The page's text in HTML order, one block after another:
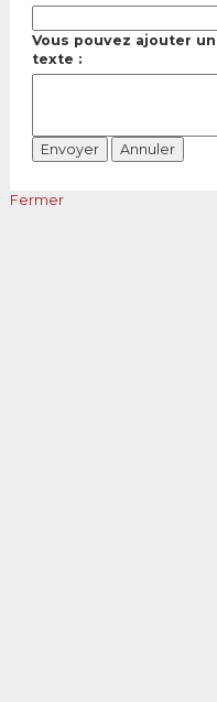
Vous pouvez ajouter un
texte :
Fermer